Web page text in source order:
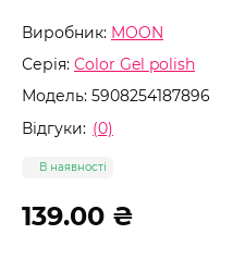
Виробник: MOON
Серія: Color Gel polish
Модель: 5908254187896
Відгуки: (0)
В наявності
139.00 ₴